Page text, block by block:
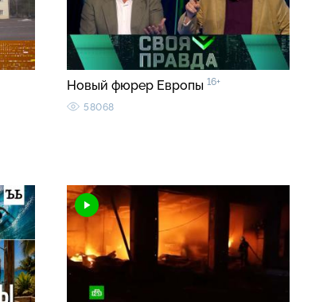
Новый фюрер Европы 16+
58068